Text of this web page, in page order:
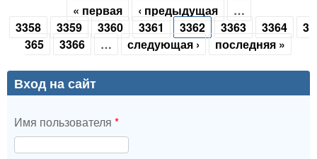
Страницы
« первая ‹ предыдущая
…
3358
3359 3360 3361 3362 3363 3364
3
365
3366 … следующая › последняя »
Вход на сайт
Имя пользователя *